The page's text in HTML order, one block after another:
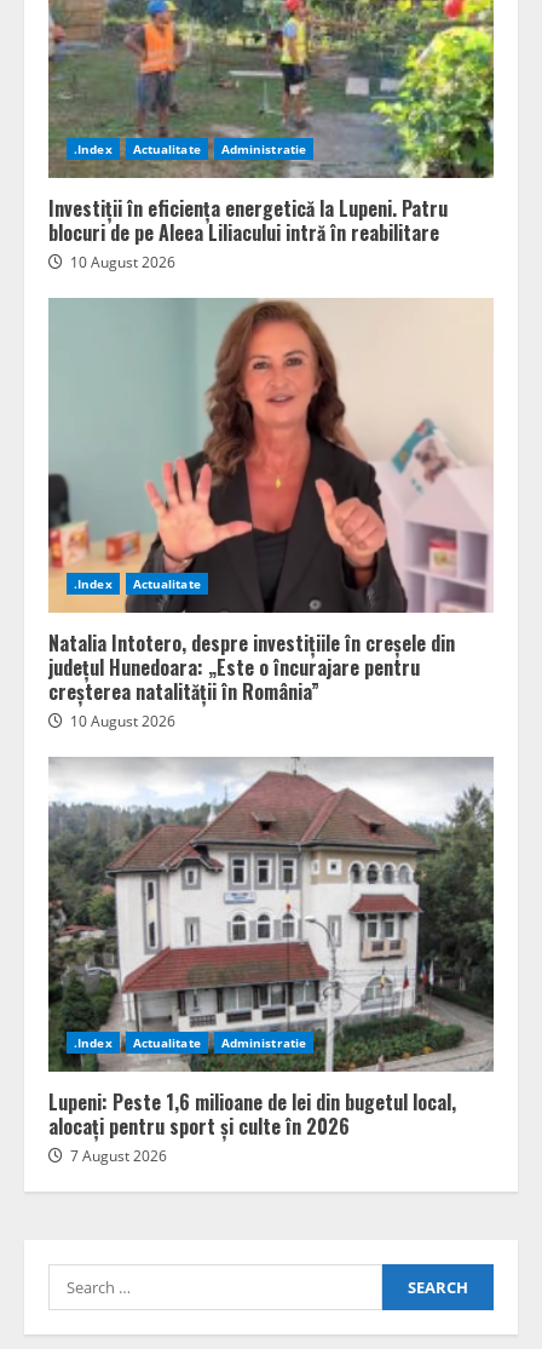
.Index Actualitate Administratie
Investiții în eficiența energetică la Lupeni. Patru
blocuri de pe Aleea Liliacului intră în reabilitare
10 August 2026
.Index Actualitate
Natalia Intotero, despre investițiile în creșele din
județul Hunedoara: „Este o încurajare pentru
creșterea natalității în România”
10 August 2026
.Index Actualitate Administratie
Lupeni: Peste 1,6 milioane de lei din bugetul local,
alocați pentru sport și culte în 2026
7 August 2026
Search
for: